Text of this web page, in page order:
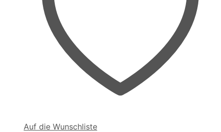
Auf die Wunschliste